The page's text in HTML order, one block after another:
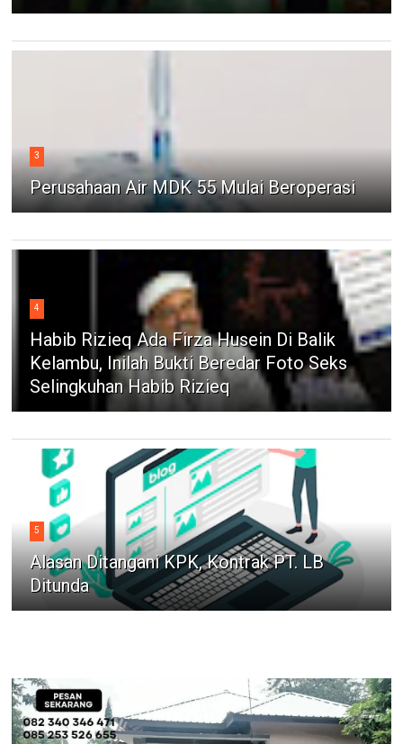
3
Perusahaan Air MDK 55 Mulai Beroperasi
4
Habib Rizieq Ada Firza Husein Di Balik
Kelambu, Inilah Bukti Beredar Foto Seks
Selingkuhan Habib Rizieq
5
Alasan Ditangani KPK, Kontrak PT. LB
Ditunda